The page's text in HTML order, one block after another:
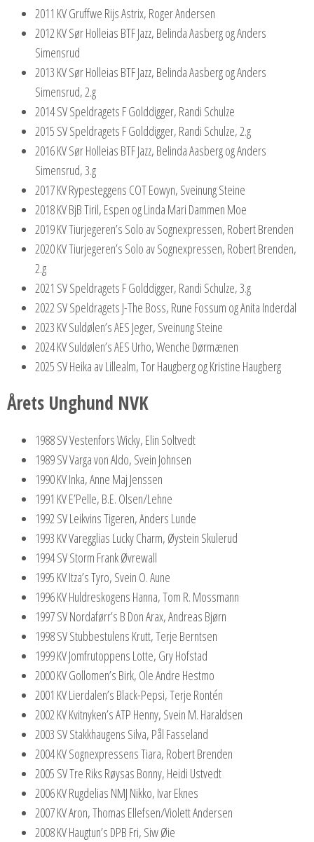
2011 KV Gruffwe Rijs Astrix, Roger Andersen
2012 KV Sør Holleias BTF Jazz, Belinda Aasberg og Anders
Simensrud
2013 KV Sør Holleias BTF Jazz, Belinda Aasberg og Anders
Simensrud, 2.g
2014 SV Speldragets F Golddigger, Randi Schulze
2015 SV Speldragets F Golddigger, Randi Schulze, 2.g
2016 KV Sør Holleias BTF Jazz, Belinda Aasberg og Anders
Simensrud, 3.g
2017 KV Rypesteggens COT Eowyn, Sveinung Steine
2018 KV BjB Tiril, Espen og Linda Mari Dammen Moe
2019 KV Tiurjegeren’s Solo av Sognexpressen, Robert Brenden
2020 KV Tiurjegeren’s Solo av Sognexpressen, Robert Brenden,
2.g
2021 SV Speldragets F Golddigger, Randi Schulze, 3.g
2022 SV Speldragets J-The Boss, Rune Fossum og Anita Inderdal
2023 KV Suldølen’s AES Jeger, Sveinung Steine
2024 KV Suldølen’s AES Urho, Wenche Dørmænen
2025 SV Heika av Lillealm, Tor Haugberg og Kristine Haugberg
Årets Unghund NVK
1988 SV Vestenfors Wicky, Elin Soltvedt
1989 SV Varga von Aldo, Svein Johnsen
1990 KV Inka, Anne Maj Jenssen
1991 KV E’Pelle, B.E. Olsen/Lehne
1992 SV Leikvins Tigeren, Anders Lunde
1993 KV Varegglias Lucky Charm, Øystein Skulerud
1994 SV Storm Frank Øvrewall
1995 KV Itza’s Tyro, Svein O. Aune
1996 KV Huldreskogens Hanna, Tom R. Mossmann
1997 SV Nordaførr’s B Don Arax, Andreas Bjørn
1998 SV Stubbestulens Krutt, Terje Berntsen
1999 KV Jomfrutoppens Lotte, Gry Hofstad
2000 KV Gollomen’s Birk, Ole Andre Hestmo
2001 KV Lierdalen’s Black-Pepsi, Terje Rontén
2002 KV Kvitnyken’s ATP Henny, Svein M. Haraldsen
2003 SV Stakkhaugens Silva, Pål Fasseland
2004 KV Sognexpressens Tiara, Robert Brenden
2005 SV Tre Riks Røysas Bonny, Heidi Ustvedt
2006 KV Rugdelias NMJ Nikko, Ivar Eknes
2007 KV Aron, Thomas Ellefsen/Violett Andersen
2008 KV Haugtun’s DPB Fri, Siw Øie